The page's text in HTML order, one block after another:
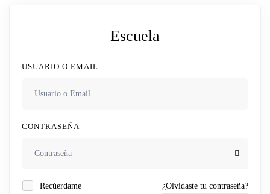
Escuela
USUARIO O EMAIL
CONTRASEÑA
Recúerdame ¿Olvidaste tu contraseña?